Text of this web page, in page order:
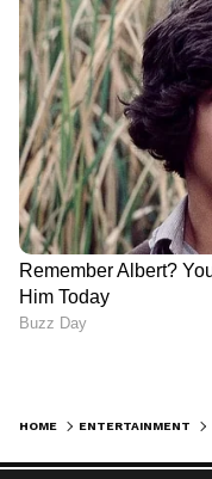
HOME ENTERTAINMENT